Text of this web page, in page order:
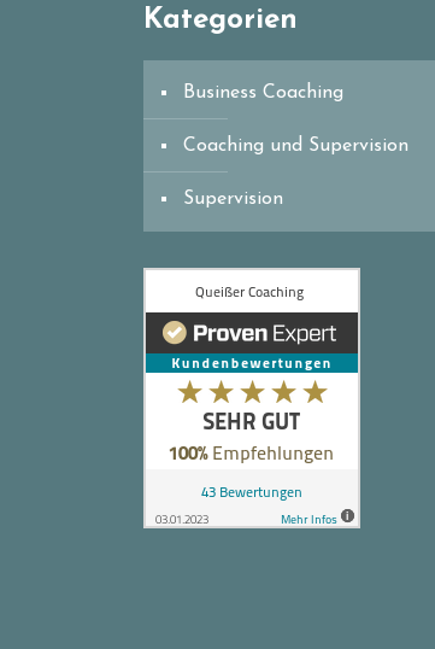
Kategorien
Business Coaching
Coaching und Supervision
Supervision